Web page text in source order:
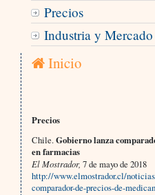
Precios
Industria y Mercado
Inicio
Precios
Chile.Gobierno lanza
en farmacias
El Mostrador, 7 de mayo de 2018
http://www.elmostrador.cl/
comparador-de-precios-de-